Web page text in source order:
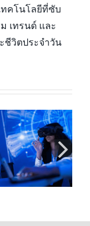
ทคโนโลยีที่ซับ
เทรนด์ และ
ชีวิตประจำวัน
Controller 2 กับ
การออกแบบ
Hand Tracking
มืออาชีพ